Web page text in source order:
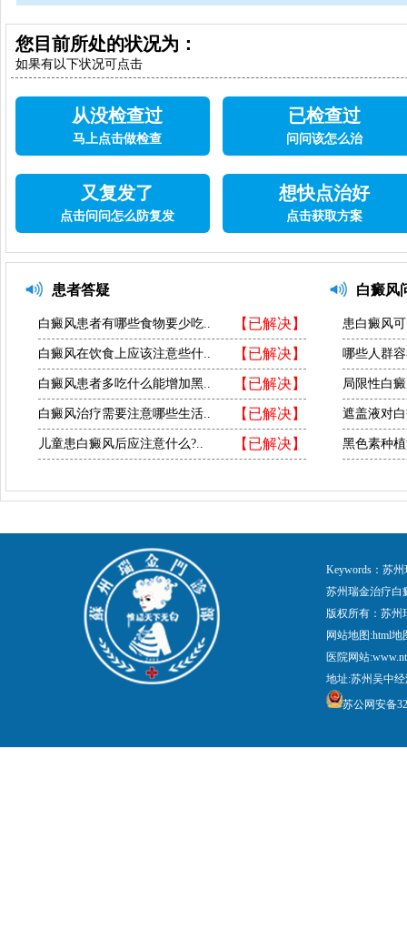
您目前所处的状况为：
如果有以下状况可点击
从没检查过
马上点击做检查
已检查过
问问该怎么治
又复发了
点击问问怎么防复发
想快点治好
点击获取方案
患者答疑
【已解决】
白癜风患者有哪些食物要少吃..
【已解决】
白癜风在饮食上应该注意些什..
【已解决】
白癜风患者多吃什么能增加黑..
【已解决】
白癜风治疗需要注意哪些生活..
【已解决】
儿童患白癜风后应注意什么?..
白癜风
患白癜风
哪些人群
局限性白
遮盖液对
黑色素种
Keywords：苏
苏州瑞金治疗白
版权所有：苏
网站地图:html地
医院网站
地址:苏州吴中
苏公网安备